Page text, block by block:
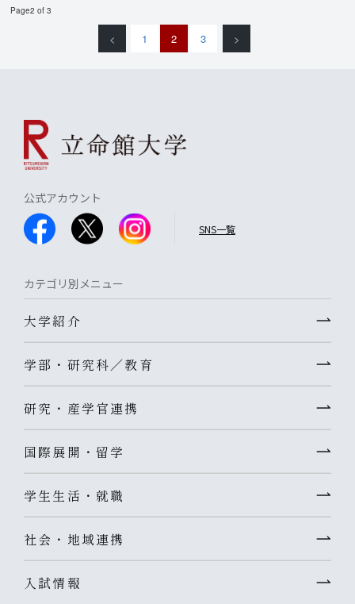
Page2 of 3
< 1 2 3 >
公式アカウント
SNS一覧
カテゴリ別メニュー
大学紹介
学部・研究科／教育
研究・産学官連携
国際展開・留学
学生生活・就職
社会・地域連携
入試情報